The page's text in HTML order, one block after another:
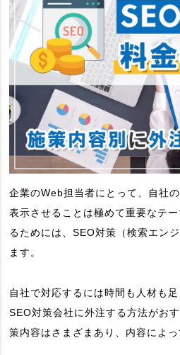
企業のWeb担当者にとって、自社
表示させることは極めて重要なテ
るためには、SEO対策（検索エン
ます。
自社で対応するには時間も人材も足
SEO対策会社に外注する方法がお
策内容はさまざまあり、内容によっ